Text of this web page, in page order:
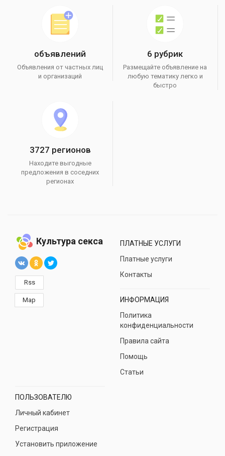
объявлений
Объявления от частных лиц
и организаций
6 рубрик
Размещайте объявление на
любую тематику легко и
быстро
3727 регионов
Находите выгодные
предложения в соседних
регионах
Культура секса
Rss
Map
ПЛАТНЫЕ УСЛУГИ
Платные услуги
Контакты
ИНФОРМАЦИЯ
Политика
конфиденциальности
Правила сайта
Помощь
Статьи
ПОЛЬЗОВАТЕЛЮ
Личный кабинет
Регистрация
Установить приложение